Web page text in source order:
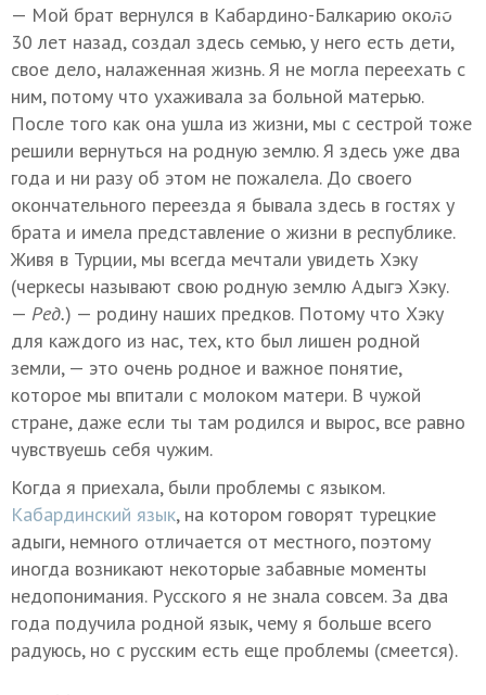
— Мой брат вернулся в Кабардино-Балкарию около
30 лет назад, создал здесь семью, у него есть дети,
свое дело, налаженная жизнь. Я не могла переехать с
ним, потому что ухаживала за больной матерью.
После того как она ушла из жизни, мы с сестрой тоже
решили вернуться на родную землю. Я здесь уже два
года и ни разу об этом не пожалела. До своего
окончательного переезда я бывала здесь в гостях у
брата и имела представление о жизни в республике.
Живя в Турции, мы всегда мечтали увидеть Хэку
(черкесы называют свою родную землю Адыгэ Хэку.
— Ред.) — родину наших предков. Потому что Хэку
для каждого из нас, тех, кто был лишен родной
земли, — это очень родное и важное понятие,
которое мы впитали с молоком матери. В чужой
стране, даже если ты там родился и вырос, все равно
чувствуешь себя чужим.
Когда я приехала, были проблемы с языком.
Кабардинский язык, на котором говорят турецкие
адыги, немного отличается от местного, поэтому
иногда возникают некоторые забавные моменты
недопонимания. Русского я не знала совсем. За два
года подучила родной язык, чему я больше всего
радуюсь, но с русским есть еще проблемы (смеется).